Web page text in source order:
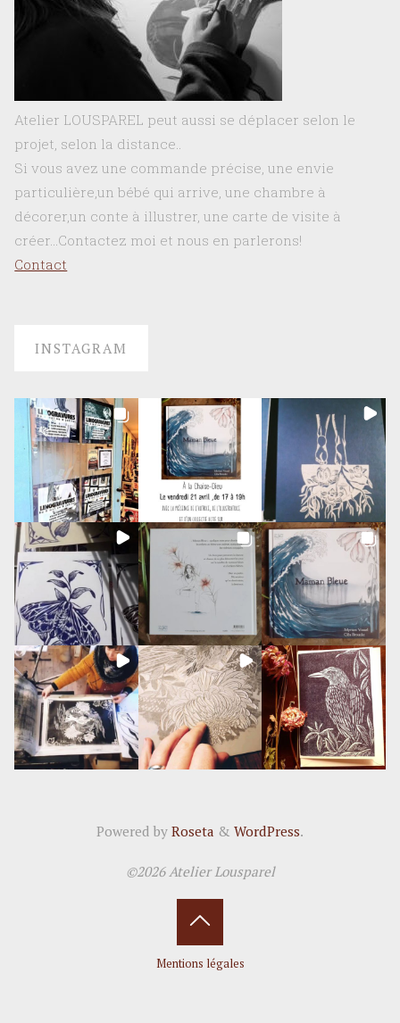
Atelier LOUSPAREL peut aussi se déplacer selon le
projet, selon la distance..
Si vous avez une commande précise, une envie
particulière,un bébé qui arrive, une chambre à
décorer,un conte à illustrer, une carte de visite à
créer…Contactez moi et nous en parlerons!
Contact
INSTAGRAM
Powered by Roseta & WordPress.
©2026 Atelier Lousparel
Mentions légales
Back